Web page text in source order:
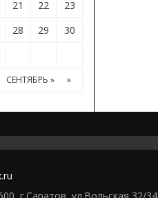
21 22
23
28 29
30
СЕНТЯБРЬ » »